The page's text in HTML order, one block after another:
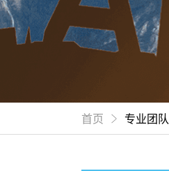
首页 专业团队